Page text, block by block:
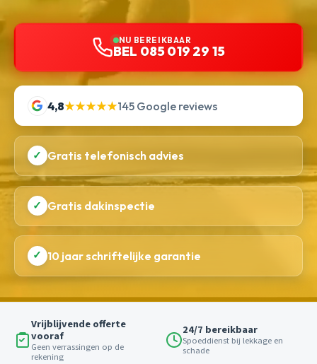
NU BEREIKBAAR
BEL 085 019 29 15
4,8★★★★★145 Google reviews
✓ Gratis telefonisch advies
✓ Gratis dakinspectie
✓ 10 jaar schriftelijke garantie
Vrijblijvende offerte
vooraf
Geen verrassingen op de
rekening
24/7 bereikbaar
Spoeddienst bij lekkage en
schade